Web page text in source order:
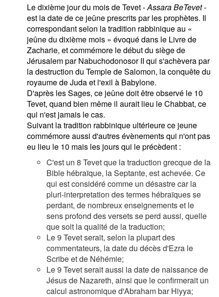
Le dixième jour du mois de Tevet -Assara BeTevet-
est la date de ce jeûne prescrits par les prophètes. Il
correspondant selon la tradition rabbinique au «
jeûne du dixième mois » évoqué dans le Livre de
Zacharie, et commémore le début du siège de
Jérusalem par Nabuchodonosor II qui s'achèvera par
la destruction du Temple de Salomon, la conquête du
royaume de Juda et l'exil à Babylone.
D'après les Sages, ce jeûne doit être observé le 10
Tevet, quand bien même il aurait lieu le Chabbat, ce
qui n'est jamais le cas.
Suivant la tradition rabbinique ultérieure ce jeune
commémore aussi d'autres évènements qui n'ont pas
eu lieu le 10 mais les jours qui le précèdent :
C'est un 8 Tevet que la traduction grecque de la
Bible hébraïque, la Septante, est achevée. Ce
qui est considéré comme un désastre car la
pluri-interpretation des termes hébraïques se
perdant, de nombreux enseignements et le
sens profond des versets se perd aussi, quelle
que soit la qualité de la traduction;
Le 9 Tevet serait, selon la plupart des
commentateurs, la date du décès d'Ezra le
Scribe et de Néhémie;
Le 9 Tevet serait aussi la date de naissance de
Jésus de Nazareth, ainsi que le confirmerait un
calcul astronomique d'Abraham bar Hiyya;